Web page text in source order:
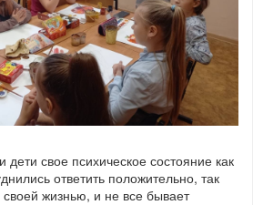
дети свое психическое состояние как
ответить положительно, так
своей жизнью, и не все бывает